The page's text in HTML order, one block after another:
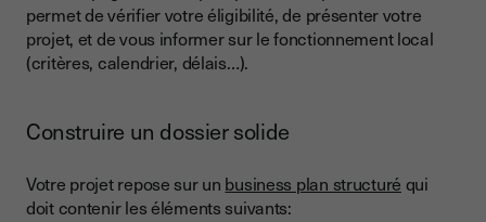
permet de vérifier votre éligibilité, de présenter votre
projet, et de vous informer sur le fonctionnement local
(critères, calendrier, délais…).
Construire un dossier solide
Votre projet repose sur un business plan structuré qui
doit contenir les éléments suivants: